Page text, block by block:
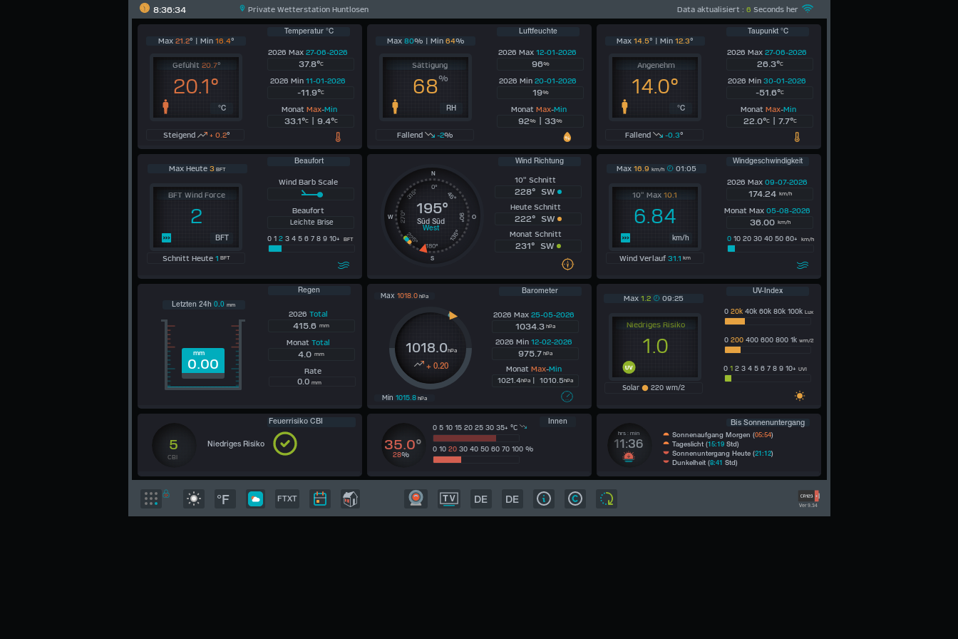
8:36:34 Private Wetterstation Huntlosen Data aktualisiert : 6 Seconds her
Temperatur °C
Gefühlt 20.7°
20.1°
°C
2026 Max 27-06-2026
37.8°C
2026 Min 11-01-2026
-11.9°C
Monat Max-Min
33.1°C| 9.4°C
Steigend + 0.2°
Max 21.2° | Min 16.4°
Luftfeuchte
Sättigung
68%
RH
2026 Max12-01-2026
96%
2026 Min 20-01-2026
19%
MonatMax-Min
92% | 33%
Fallend -2%
Max 80% | Min 64%
Taupunkt °C
Angenehm
14.0°
°C
2026 Max27-06-2026
26.3°C
2026 Min30-01-2026
-51.6°C
MonatMax-Min
22.0°C| 7.7°C
Fallend -0.3°
Max14.5° | Min12.3°
Beaufort
BFT Wind Force
2
BFT
Wind Barb Scale
Beaufort
Leichte Brise
0 1 2 3 4 5 6 7 8 9 10+ BFT
Schnitt Heute 1 BFT
Max Heute 3 BFT
N
0°
45°
O
90°
135°
S
180°
225°
W 270°
315°
195°
Süd Süd
West
10" Schnitt
228° SW
Heute Schnitt
222° SW
Monat Schnitt
231° SW
Wind Richtung Windgeschwindigkeit
10" Max10.1
6.84
km/h
2026 Max 09-07-2026
174.24 km/h
Monat Max 05-08-2026
36.00 km/h
010 20 30 40 50 60+ km/h
Wind Verlauf31.1 km
Max16.9 km/h 01:05
Letzten 24h 0.0 mm
Regen
0.00
mm
2026 Total
415.6 mm
Monat Total
4.0 mm
Rate
0.0 mm
Barometer
Max 1018.0hPa
Min 1015.8hPa
1018.0hPa
+ 0.20
2026 Max 25-05-2026
1034.3 hPa
2026 Min 12-02-2026
975.7hPa
Monat Max-Min
1021.4hPa| 1010.5hPa
UV-Index
Niedriges Risiko
1.0
020k 40k 60k 80k 100kLux
0200 400 600 800 1kwm/2
0 1 2 3 4 5 6 7 8 9 10+ UVI
Solar 220 wm/2
Max1.2 09:25
Feuerrisiko CBI
CBI
5 Niedriges Risiko
Innen
35.0°
28%
0 5 10 15 20 25 3035+ °C
0 1020 30 40 50 60 70 100 %
Bis Sonnenuntergang
hrs : min
11:36
Sonnenaufgang Morgen (05:54)
Tageslicht (15:19Std)
Sonnenuntergang Heute (21:12)
Dunkelheit (8:41 Std)
°F FTXT DE DE
Ver 9.34